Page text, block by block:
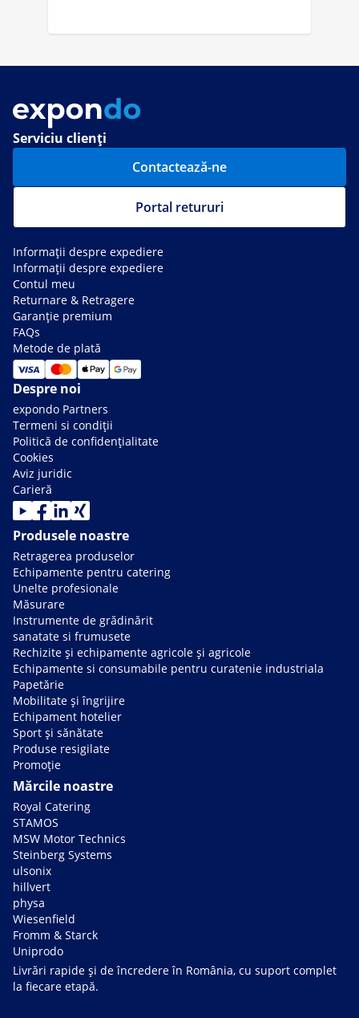
Serviciu clienți
Contactează-ne
Portal retururi
Informații despre expediere
Informații despre expediere
Contul meu
Returnare & Retragere
Garanție premium
FAQs
Metode de plată
Despre noi
expondo Partners
Termeni si condiții
Politică de confidențialitate
Cookies
Aviz juridic
Carieră
Produsele noastre
Retragerea produselor
Echipamente pentru catering
Unelte profesionale
Măsurare
Instrumente de grădinărit
sanatate si frumusete
Rechizite și echipamente agricole și agricole
Echipamente si consumabile pentru curatenie industriala
Papetărie
Mobilitate și îngrijire
Echipament hotelier
Sport și sănătate
Produse resigilate
Promoție
Mărcile noastre
Royal Catering
STAMOS
MSW Motor Technics
Steinberg Systems
ulsonix
hillvert
physa
Wiesenfield
Fromm & Starck
Uniprodo
Livrări rapide și de încredere în România, cu suport complet
la fiecare etapă.